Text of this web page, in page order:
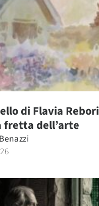
di Flavia Rebori
fretta dell’arte